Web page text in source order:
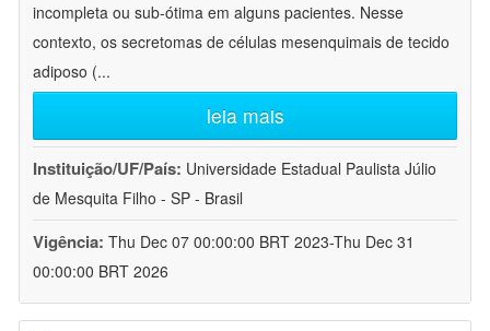
incompleta ou sub-ótima em alguns pacientes. Nesse
contexto, os secretomas de células mesenquimais de tecido
adiposo (...
leia mais
Instituição/UF/País: Universidade Estadual Paulista Júlio
de Mesquita Filho - SP - Brasil
Vigência: Thu Dec 07 00:00:00 BRT 2023-Thu Dec 31
00:00:00 BRT 2026